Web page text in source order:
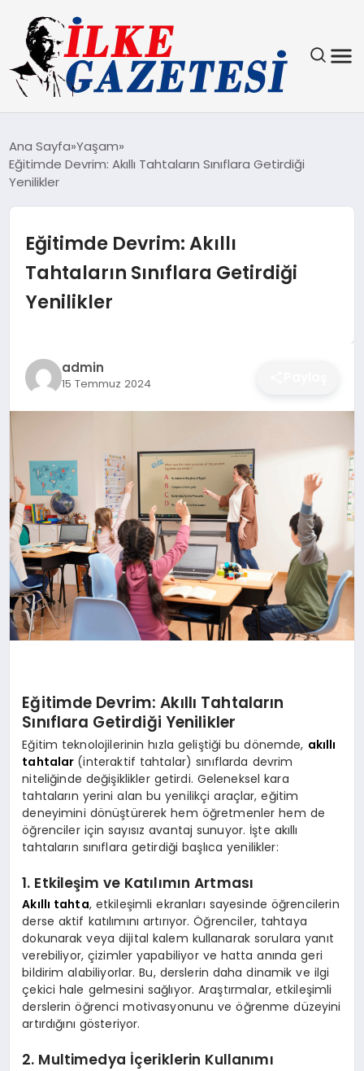
TEKNOLOJI
SAĞLIK
MAGAZIN
DÜNYA
EĞITIM
Ana Sayfa Yaşam
Eğitimde Devrim: Akıllı Tahtaların Sınıflara Getirdiği
Yenilikler
Eğitimde Devrim: Akıllı
Tahtaların Sınıflara Getirdiği
Yenilikler
admin
15 Temmuz 2024
Eğitimde Devrim: Akıllı Tahtaların
Sınıflara Getirdiği Yenilikler
Eğitim teknolojilerinin hızla geliştiği bu dönemde, akıllı
tahtalar (interaktif tahtalar) sınıflarda devrim
niteliğinde değişiklikler getirdi. Geleneksel kara
tahtaların yerini alan bu yenilikçi araçlar, eğitim
deneyimini dönüştürerek hem öğretmenler hem de
öğrenciler için sayısız avantaj sunuyor. İşte akıllı
tahtaların sınıflara getirdiği başlıca yenilikler:
1. Etkileşim ve Katılımın Artması
Akıllı tahta, etkileşimli ekranları sayesinde öğrencilerin
derse aktif katılımını artırıyor. Öğrenciler, tahtaya
dokunarak veya dijital kalem kullanarak sorulara yanıt
verebiliyor, çizimler yapabiliyor ve hatta anında geri
bildirim alabiliyorlar. Bu, derslerin daha dinamik ve ilgi
çekici hale gelmesini sağlıyor. Araştırmalar, etkileşimli
derslerin öğrenci motivasyonunu ve öğrenme düzeyini
artırdığını gösteriyor.
2. Multimedya İçeriklerin Kullanımı